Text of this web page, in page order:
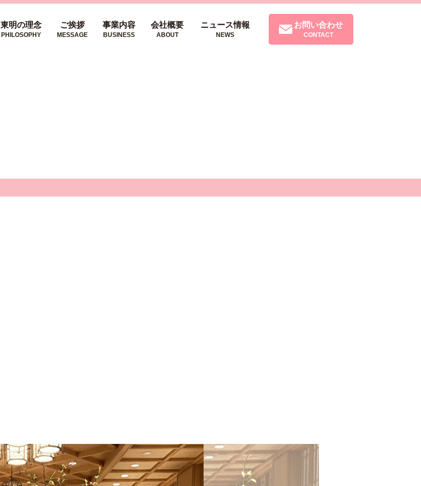
東明の理念
PHILOSOPHY
ご挨拶
MESSAGE
事業内容
BUSINESS
会社概要
ABOUT
ニュース情報
NEWS
お問い合わせ
CONTACT